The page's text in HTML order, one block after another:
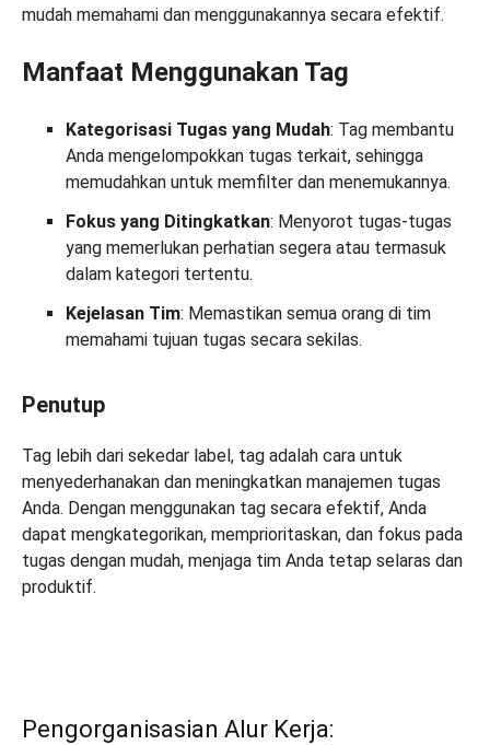
mudah memahami dan menggunakannya secara efektif.
Manfaat Menggunakan Tag
Kategorisasi Tugas yang Mudah: Tag membantu
Anda mengelompokkan tugas terkait, sehingga
memudahkan untuk memfilter dan menemukannya.
Fokus yang Ditingkatkan: Menyorot tugas-tugas
yang memerlukan perhatian segera atau termasuk
dalam kategori tertentu.
Kejelasan Tim: Memastikan semua orang di tim
memahami tujuan tugas secara sekilas.
Penutup
Tag lebih dari sekedar label, tag adalah cara untuk
menyederhanakan dan meningkatkan manajemen tugas
Anda. Dengan menggunakan tag secara efektif, Anda
dapat mengkategorikan, memprioritaskan, dan fokus pada
tugas dengan mudah, menjaga tim Anda tetap selaras dan
produktif.
Pengorganisasian Alur Kerja: